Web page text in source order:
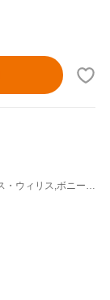
レニー・ハーリン(監督),ブルース・ウィリス,ボニー・ベデリア